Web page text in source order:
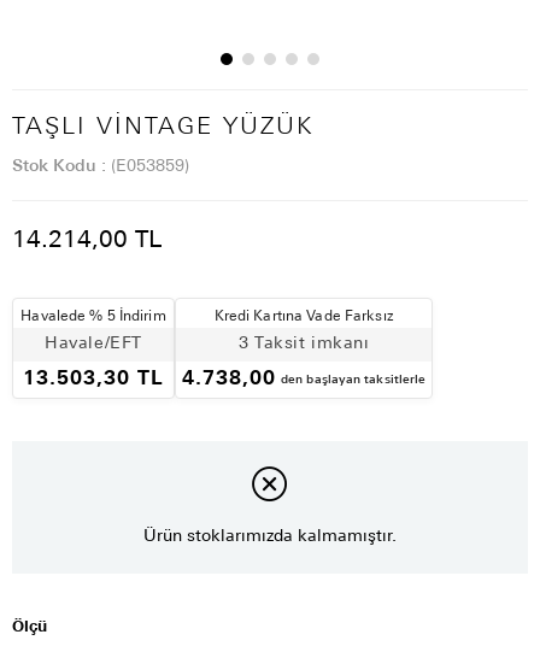
TAŞLI VINTAGE YÜZÜK
Stok Kodu (E053859)
14.214,00 TL
Havalede % 5 İndirim
Havale/EFT
13.503,30 TL
Kredi Kartına Vade Farksız
3 Taksit imkanı
4.738,00 den başlayan taksitlerle
Ürün stoklarımızda kalmamıştır.
Ölçü